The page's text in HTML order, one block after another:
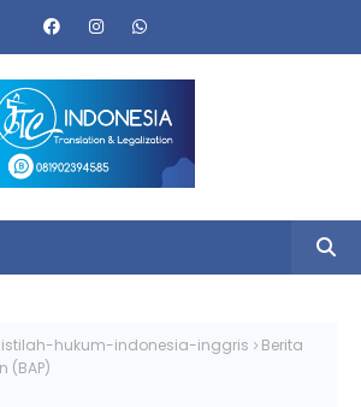
hukum-indonesia-inggris
Berita
(BAP)